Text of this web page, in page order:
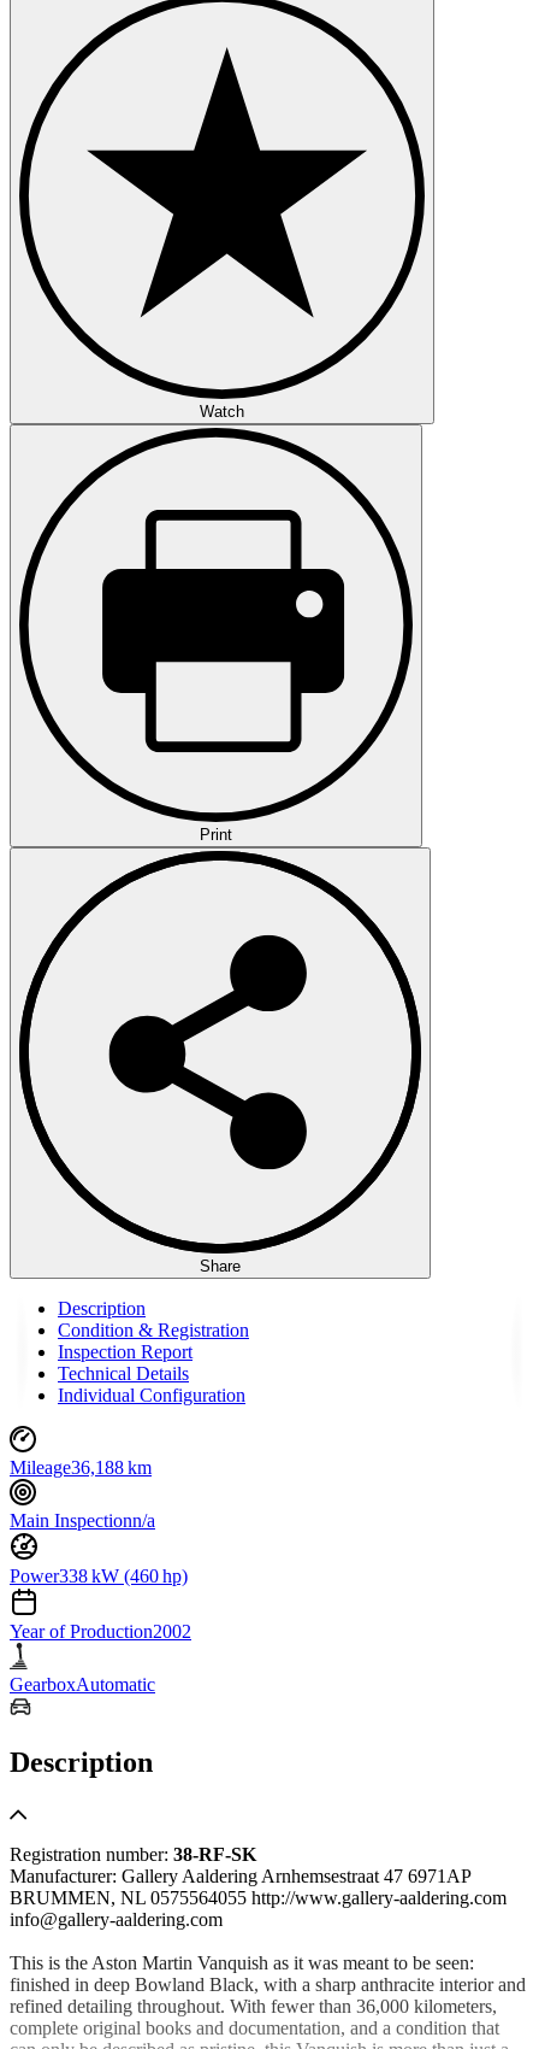
Watch
Print
Share
Description
Condition & Registration
Inspection Report
Technical Details
Individual Configuration
Mileage36,188 km
Main Inspectionn/a
Power338 kW (460 hp)
Year of Production2002
GearboxAutomatic
Description
Registration number: 38-RF-SK
Manufacturer: Gallery Aaldering Arnhemsestraat 47 6971AP
BRUMMEN, NL 0575564055 http://www.gallery-aaldering.com
info@gallery-aaldering.com
This is the Aston Martin Vanquish as it was meant to be seen:
finished in deep Bowland Black, with a sharp anthracite interior and
refined detailing throughout. With fewer than 36,000 kilometers,
complete original books and documentation, and a condition that